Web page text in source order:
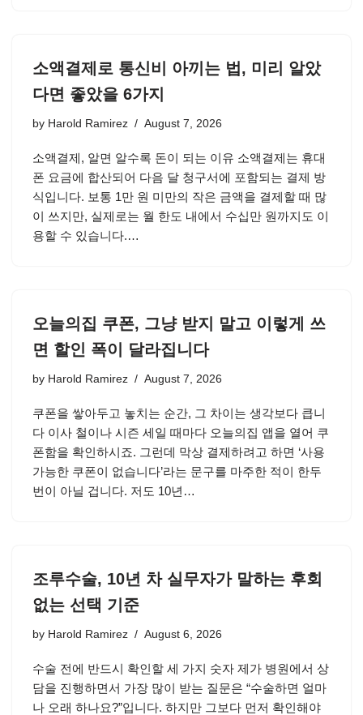
소액결제로 통신비 아끼는 법, 미리 알았
다면 좋았을 6가지
by Harold Ramirez August 7, 2026
소액결제, 알면 알수록 돈이 되는 이유 소액결제는 휴대
폰 요금에 합산되어 다음 달 청구서에 포함되는 결제 방
식입니다. 보통 1만 원 미만의 작은 금액을 결제할 때 많
이 쓰지만, 실제로는 월 한도 내에서 수십만 원까지도 이
용할 수 있습니다.…
오늘의집 쿠폰, 그냥 받지 말고 이렇게 쓰
면 할인 폭이 달라집니다
by Harold Ramirez August 7, 2026
쿠폰을 쌓아두고 놓치는 순간, 그 차이는 생각보다 큽니
다 이사 철이나 시즌 세일 때마다 오늘의집 앱을 열어 쿠
폰함을 확인하시죠. 그런데 막상 결제하려고 하면 ‘사용
가능한 쿠폰이 없습니다’라는 문구를 마주한 적이 한두
번이 아닐 겁니다. 저도 10년…
조루수술, 10년 차 실무자가 말하는 후회
없는 선택 기준
by Harold Ramirez August 6, 2026
수술 전에 반드시 확인할 세 가지 숫자 제가 병원에서 상
담을 진행하면서 가장 많이 받는 질문은 “수술하면 얼마
나 오래 하나요?”입니다. 하지만 그보다 먼저 확인해야